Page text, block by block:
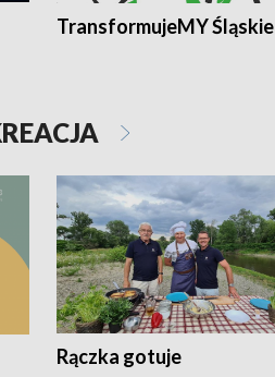
TransformujeMY Śląskie
Rączka gotuje